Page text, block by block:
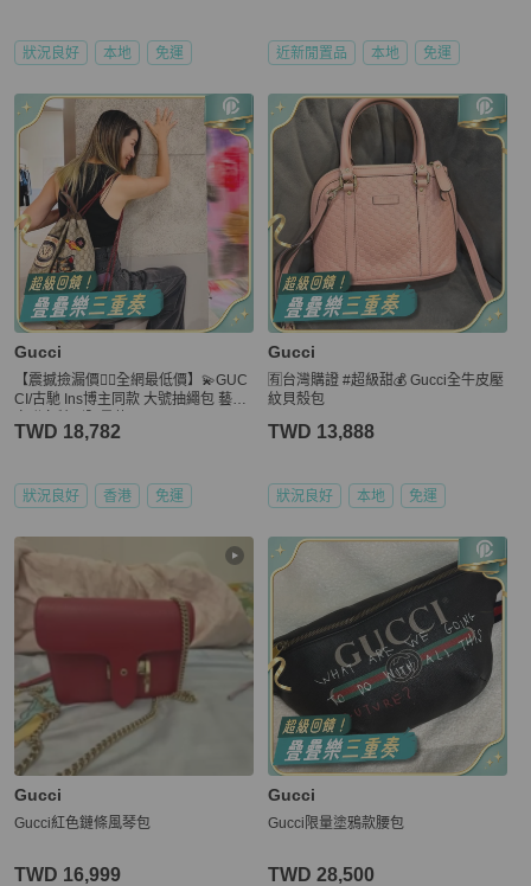
狀況良好 本地 免運 近新閒置品 本地 免運
Gucci
【震撼撿漏價👍🏻全網最低價】💫GUC
CI/古馳 Ins博主同款 大號抽繩包 藝術
TWD 18,782
狀況良好 香港 免運
Gucci
🈶台灣購證 #超級甜💰 Gucci全牛皮壓
紋貝殼包
TWD 13,888
狀況良好 本地 免運
Gucci
Gucci紅色鏈條風琴包
TWD 16,999
Gucci
Gucci限量塗鴉款腰包
TWD 28,500